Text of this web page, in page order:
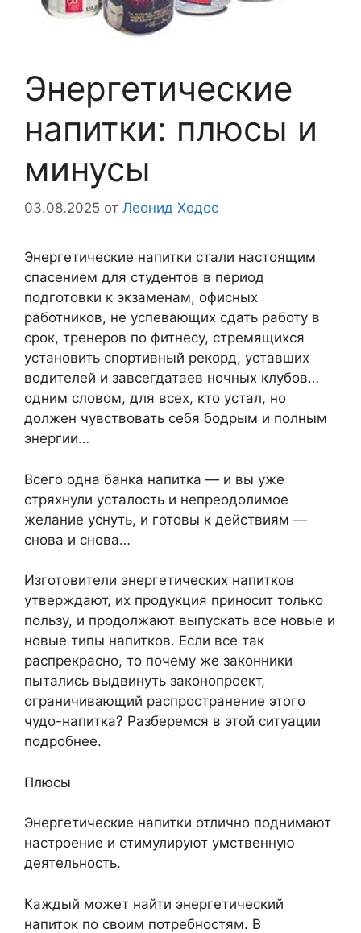
Энергетические
напитки: плюсы и
минусы
03.08.2025 от Леонид Ходос
Энергетические напитки стали настоящим
спасением для студентов в период
подготовки к экзаменам, офисных
работников, не успевающих сдать работу в
срок, тренеров по фитнесу, стремящихся
установить спортивный рекорд, уставших
водителей и завсегдатаев ночных клубов…
одним словом, для всех, кто устал, но
должен чувствовать себя бодрым и полным
энергии…
Всего одна банка напитка — и вы уже
стряхнули усталость и непреодолимое
желание уснуть, и готовы к действиям —
снова и снова…
Изготовители энергетических напитков
утверждают, их продукция приносит только
пользу, и продолжают выпускать все новые и
новые типы напитков. Если все так
распрекрасно, то почему же законники
пытались выдвинуть законопроект,
ограничивающий распространение этого
чудо-напитка? Разберемся в этой ситуации
подробнее.
Плюсы
Энергетические напитки отлично поднимают
настроение и стимулируют умственную
деятельность.
Каждый может найти энергетический
напиток по своим потребностям. В